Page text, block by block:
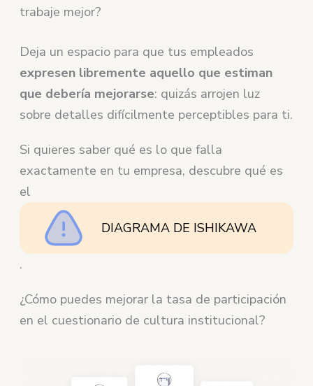
trabaje mejor?
Deja un espacio para que tus empleados
expresen libremente aquello que estiman
que debería mejorarse: quizás arrojen luz
sobre detalles difícilmente perceptibles para ti.
Si quieres saber qué es lo que falla
exactamente en tu empresa, descubre qué es
el
DIAGRAMA DE ISHIKAWA
.
¿Cómo puedes mejorar la tasa de participación
en el cuestionario de cultura institucional?